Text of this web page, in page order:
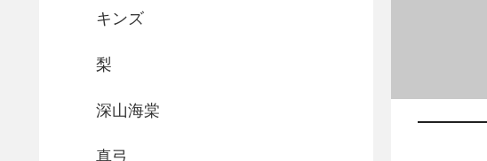
キンズ
梨
深山海棠
真弓